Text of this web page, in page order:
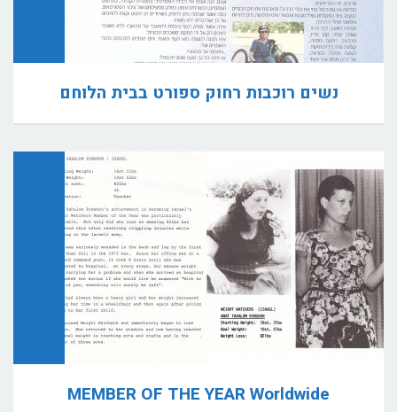
נשים רוכבות רחוק ספורט בבית הלוחם
MEMBER OF THE YEAR Worldwide